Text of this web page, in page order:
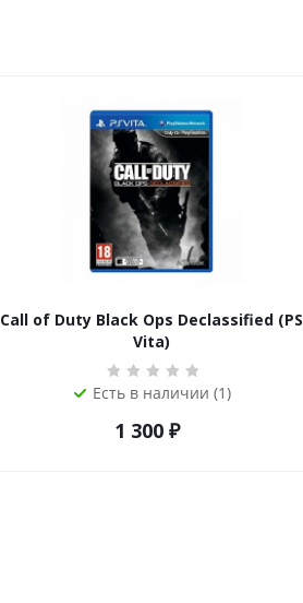
Call of Duty Black Ops Declassified (PS
Vita)
Есть в наличии (1)
1 300 ₽